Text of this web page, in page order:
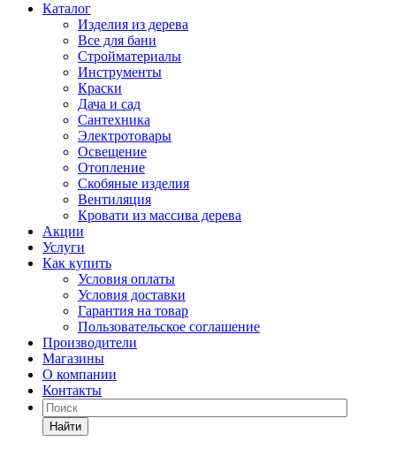
Каталог
Изделия из дерева
Все для бани
Стройматериалы
Инструменты
Краски
Дача и сад
Сантехника
Электротовары
Освещение
Отопление
Скобяные изделия
Вентиляция
Кровати из массива дерева
Акции
Услуги
Как купить
Условия оплаты
Условия доставки
Гарантия на товар
Пользовательское соглашение
Производители
Магазины
О компании
Контакты
Найти